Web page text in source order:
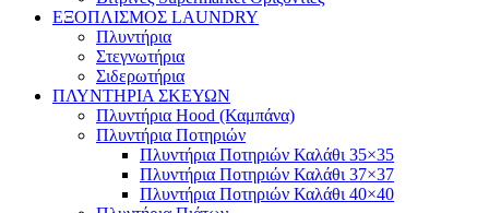
ΕΞΟΠΛΙΣΜΟΣ LAUNDRY
Πλυντήρια
Στεγνωτήρια
Σιδερωτήρια
ΠΛΥΝΤΗΡΙΑ ΣΚΕΥΩΝ
Πλυντήρια Hood (Καμπάνα)
Πλυντήρια Ποτηριών
Πλυντήρια Ποτηριών Καλάθι 35×35
Πλυντήρια Ποτηριών Καλάθι 37×37
Πλυντήρια Ποτηριών Καλάθι 40×40